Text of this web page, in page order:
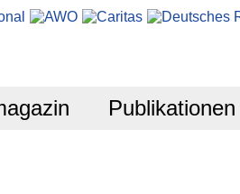
Publikationen